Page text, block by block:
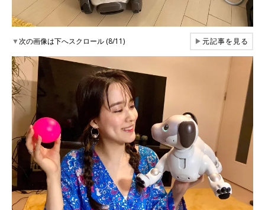
▼次の画像は下へスクロール (8/11) ▶元記事を見る